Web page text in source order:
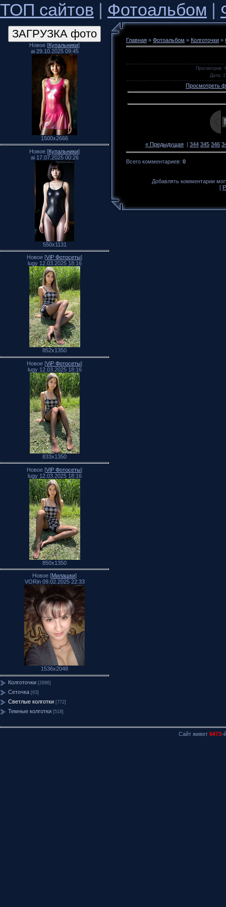
ТОП сайтов | Фотоальбом |
Новое [Купальники]
ai 29.10.2025 09:45
1500x2666
Новое [Купальники]
ai 17.07.2025 00:26
550x1131
Новое [ViP Фотосеты]
lugy 12.03.2025 18:16
852x1350
Новое [ViP Фотосеты]
lugy 12.03.2025 18:16
833x1350
Новое [ViP Фотосеты]
lugy 12.03.2025 18:16
850x1350
Новое [Милашки]
VORin 09.02.2025 22:33
1536x2048
Колготочки [2886]
Сеточка [63]
Светлые колготки [772]
Темные колготки [518]
Главная » Фотоальбом » Колготочки »
Просмотров:
Дата:
Просмотреть
« Предыдущая | 344 345 346
Всего комментариев: 0
Добавлять комментарии
[
Сайт живет 6473-